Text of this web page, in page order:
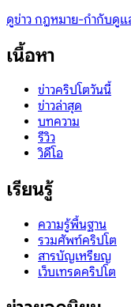
ดูข่าว กฎหมาย-กำกับดูแ
เนื้อหา
ข่าวคริปโตวันนี้
ข่าวล่าสุด
บทความ
รีวิว
วิดีโอ
เรียนรู้
ความรู้พื้นฐาน
รวมศัพท์คริปโต
สารบัญเหรียญ
เว็บเทรดคริปโต